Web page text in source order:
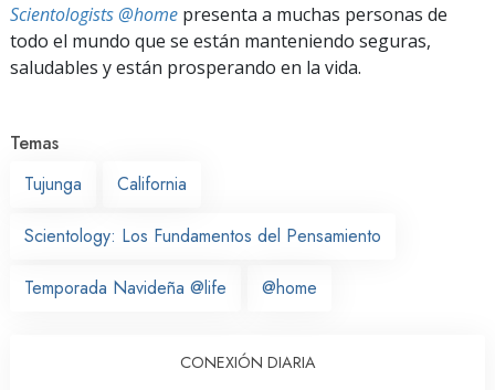
Scientologists @home presenta a muchas personas de
todo el mundo que se están manteniendo seguras,
saludables y están prosperando en la vida.
Temas
Tujunga
California
Scientology: Los Fundamentos del Pensamiento
Temporada Navideña @life @home
CONEXIÓN DIARIA